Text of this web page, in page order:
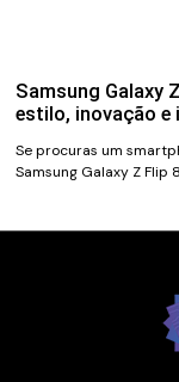
Samsung Galaxy
estilo, inovação e
Se procuras um
Samsung Galaxy Z Flip